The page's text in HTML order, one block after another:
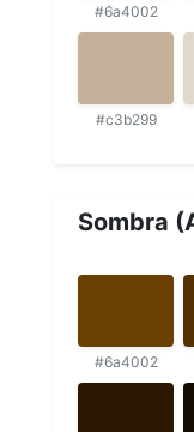
#6a4002
#c3b299
Sombra
#6a4002